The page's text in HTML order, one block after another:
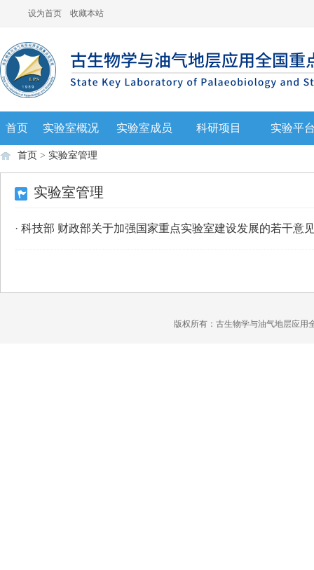
设为首页 收藏本站
首页 实验室概况 实验室成员 科研项目 实验平
首页 > 实验室管理
实验室管理
· 科技部 财政部关于加强国家重点实验室建设发展的若干意
版权所有：古生物学与油气地层应